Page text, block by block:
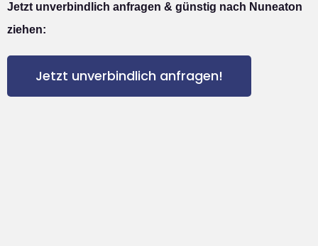
Jetzt unverbindlich anfragen & günstig nach Nuneaton
ziehen:
Jetzt unverbindlich anfragen!